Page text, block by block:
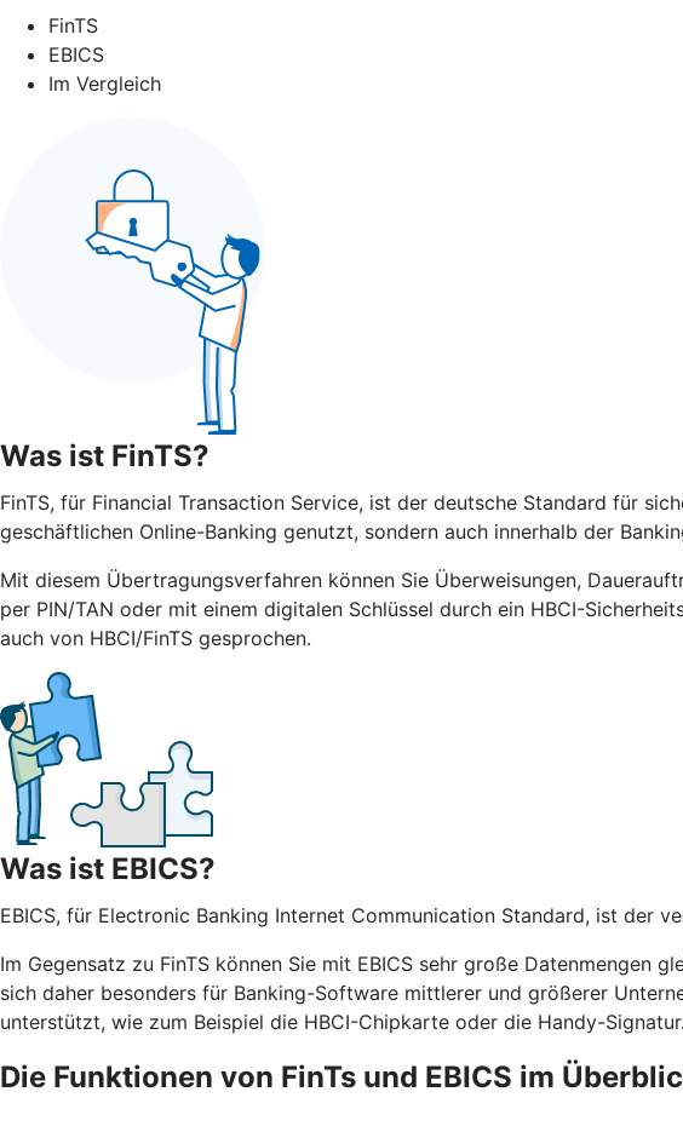
FinTS
EBICS
Im Vergleich
Was ist FinTS?
FinTS, für Financial Transaction Service, ist der deutsche Standard für
geschäftlichen Online-Banking genutzt, sondern auch innerhalb der
Mit diesem Übertragungsverfahren können Sie Überweisungen,
per PIN/TAN oder mit einem digitalen Schlüssel durch ein HBCI-
auch von HBCI/FinTS gesprochen.
Was ist EBICS?
EBICS, für Electronic Banking Internet Communication Standard, ist der
Im Gegensatz zu FinTS können Sie mit EBICS sehr große Datenmengen
sich daher besonders für Banking-Software mittlerer und größerer
unterstützt, wie zum Beispiel die HBCI-Chipkarte oder die Handy-Signatur.
Die Funktionen von FinTs und EBICS im